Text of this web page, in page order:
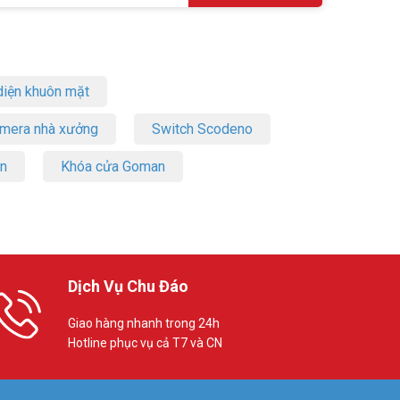
khuôn mặt
nhà xưởng Switch Scodeno
Khóa cửa Goman
Dịch Vụ Chu Đáo
Giao hàng nhanh trong 24h
Hotline phục vụ cả T7 và CN